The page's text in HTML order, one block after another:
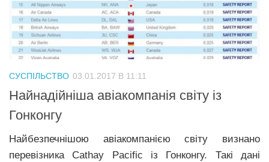
Харків
Донбас
Одеса
Схід
Прикарпаття
Економіка
Політика
Світ
СУСПІЛЬСТВО 03.01.2017 В 11:11
Найнадійніша авіакомпанія світу із
Гонконгу
Найбезпечнішою авіакомпанією світу визнано
перевізника Сathay Pacific із Гонконгу. Такі дані